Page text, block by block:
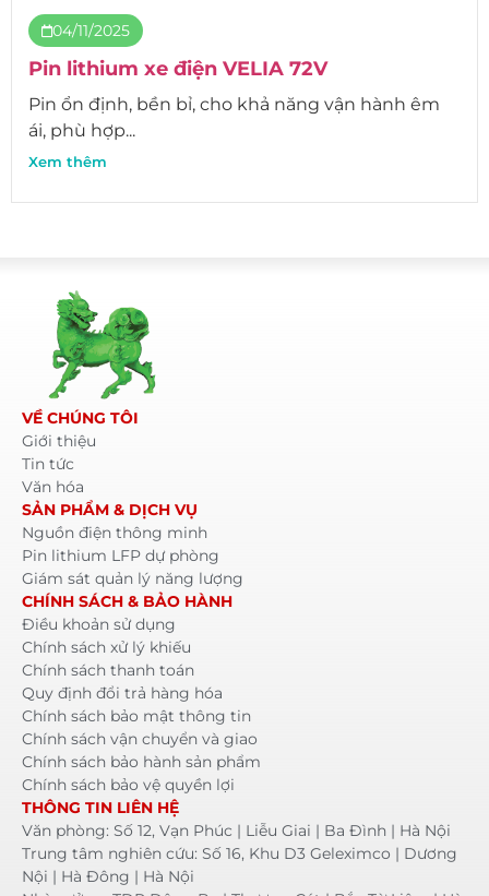
04/11/2025
Pin lithium xe điện VELIA 72V
Pin ổn định, bền bỉ, cho khả năng vận hành êm
ái, phù hợp...
Xem thêm
VỀ CHÚNG TÔI
Giới thiệu
Tin tức
Văn hóa
SẢN PHẨM & DỊCH VỤ
Nguồn điện thông minh
Pin lithium LFP dự phòng
Giám sát quản lý năng lượng
CHÍNH SÁCH & BẢO HÀNH
Điều khoản sử dụng
Chính sách xử lý khiếu
Chính sách thanh toán
Quy định đổi trả hàng hóa
Chính sách bảo mật thông tin
Chính sách vận chuyển và giao
Chính sách bảo hành sản phẩm
Chính sách bảo vệ quyền lợi
THÔNG TIN LIÊN HỆ
Văn phòng: Số 12, Vạn Phúc | Liễu Giai | Ba Đình | Hà Nội
Trung tâm nghiên cứu: Số 16, Khu D3 Geleximco | Dương
Nội | Hà Đông | Hà Nội